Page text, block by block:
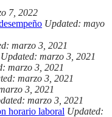
7, 2022
Updated: mayo
marzo 3, 2021
Updated: marzo 3, 2021
marzo 3, 2021
marzo 3, 2021
3, 2021
marzo 3, 2021
horario laboral Updated: